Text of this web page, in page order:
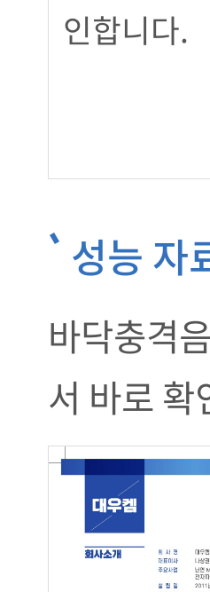
인합니다.
성능 자
바닥충격
서 바로